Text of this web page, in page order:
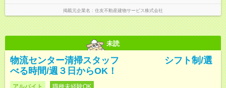
掲載元企業名 住友不動産建物サービス株式会社
未読
物流センター清掃スタッフ シフト制/選
べる時間/週３日からOK！
アルバイト 職種未経験OK